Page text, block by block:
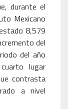
durante el
Mexicano
8,579
del
del año
lugar
contrasta
a nivel